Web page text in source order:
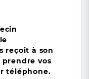
reçoit à son
vos
téléphone.